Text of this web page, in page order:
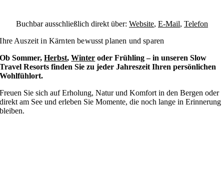
Buchbar ausschließlich direkt über: Website, E-Mail, Telefon
Ihre Auszeit in Kärnten bewusst planen und sparen
Ob Sommer,Herbst,Winter oder Frühling – in unseren Slow
Travel Resorts finden Sie zu jeder Jahreszeit Ihren persönlichen
Wohlfühlort.
Freuen Sie sich auf Erholung, Natur und Komfort in den Bergen oder
direkt am See und erleben Sie Momente, die noch lange in Erinnerung
bleiben.